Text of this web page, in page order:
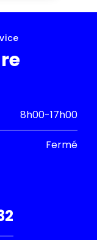
8h00-17h00
Fermé